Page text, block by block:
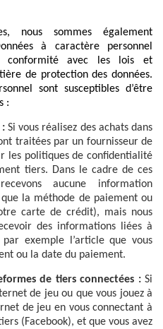
nous sommes également
à caractère personnel
avec les lois et
de protection des données.
sont susceptibles d’être
:
:Si vous réalisez des achats dans
traitées par un fournisseur de
les politiques de confidentialité
tiers. Dans le cadre de ces
aucune information
la méthode de paiement ou
carte de crédit), mais nous
des informations liées à
exemple l’article que vous
ou la date du paiement.
de tiers connectées :Si
de jeu ou que vous jouez à
de jeu en vous connectant à
(Facebook), et que vous avez